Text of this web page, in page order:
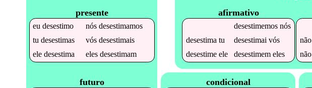
presente
eudesestimo nósdesestimamos
tudesestimas vósdesestimais
eledesestima elesdesestimam
futuro
afirmativo
desestimemosnós
desestima tu desestimai vós
desestimeele desestimemeles
não
não
condicional